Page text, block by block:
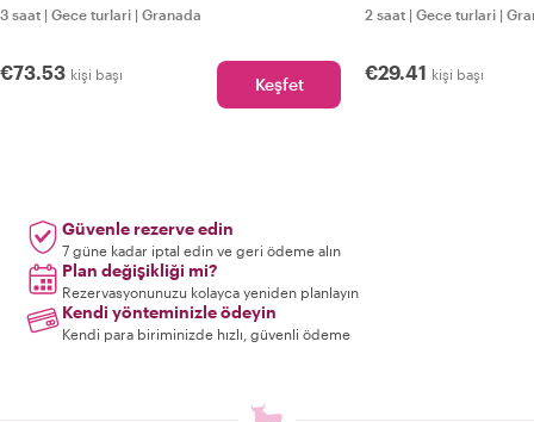
3 saat | Gece turlari | Granada
€73.53 kişi başı Keşfet
2 saat | Gece turlari |
€29.41 kişi başı
Güvenle rezerve edin
7 güne kadar iptal edin ve geri ödeme alın
Plan değişikliği mi?
Rezervasyonunuzu kolayca yeniden planlayın
Kendi yönteminizle ödeyin
Kendi para biriminizde hızlı, güvenli ödeme